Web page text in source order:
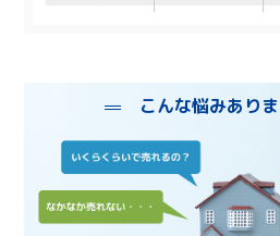
こんな悩みあり